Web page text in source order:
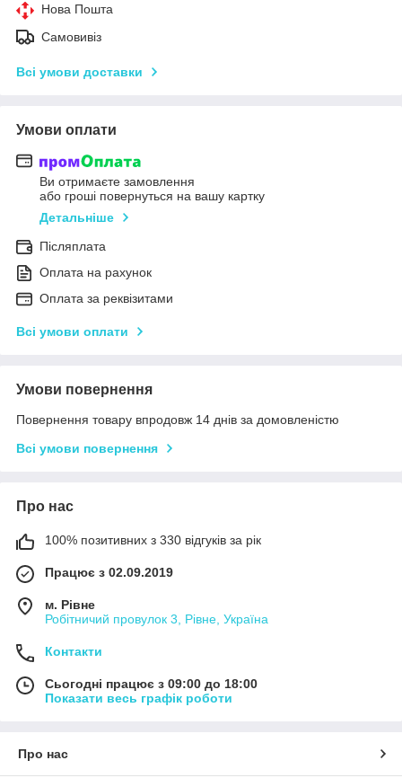
Нова Пошта
Самовивіз
Всі умови доставки
Умови оплати
Ви отримаєте замовлення
або гроші повернуться на вашу картку
Детальніше
Післяплата
Оплата на рахунок
Оплата за реквізитами
Всі умови оплати
Умови повернення
Повернення товару впродовж 14 днів за домовленістю
Всі умови повернення
Про нас
100% позитивних з 330 відгуків за рік
Працює з 02.09.2019
м. Рівне
Робітничий провулок 3, Рівне, Україна
Контакти
Сьогодні працює з 09:00 до 18:00
Показати весь графік роботи
Про нас